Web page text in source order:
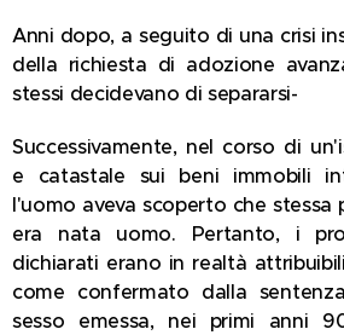
Anni dopo, a seguito di una crisi
della richiesta di adozione
stessi decidevano di separarsi-
Successivamente, nel corso di
e catastale sui beni immobili
l'uomo aveva scoperto che stessa
era nata uomo. Pertanto, i
dichiarati erano in realtà
come confermato dalla
sesso emessa, nei primi anni